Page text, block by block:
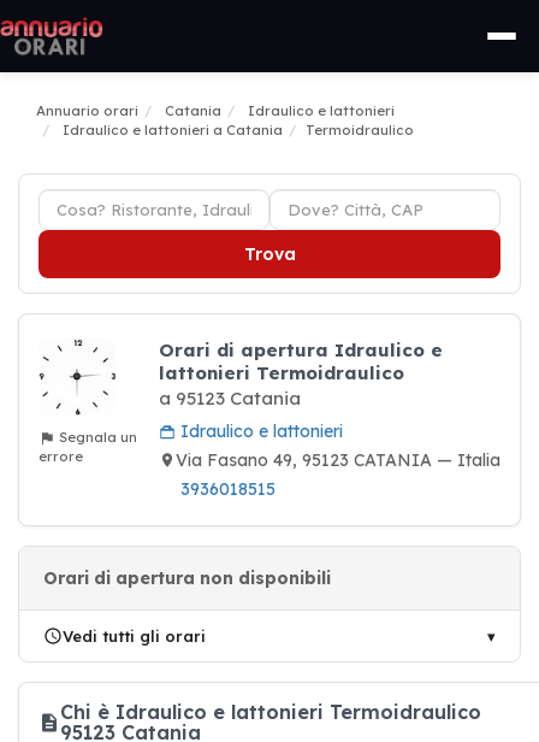
Annuario orari Catania
Idraulico e lattonieri
Idraulico e lattonieri a Catania
Termoidraulico
Trova
Segnala un
errore
Orari di apertura Idraulico e
lattonieri Termoidraulico
a 95123 Catania
Idraulico e lattonieri
Via Fasano 49, 95123 CATANIA — Italia
3936018515
Orari di apertura non disponibili
Vedi tutti gli orari
Chi è Idraulico e lattonieri Termoidraulico
95123 Catania